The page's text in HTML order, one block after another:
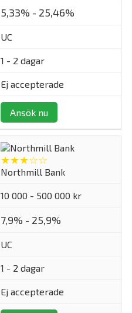
5,33% - 25,46%
UC
1 - 2 dagar
Ej accepterade
Ansök nu
★★★☆☆
Northmill Bank
10 000 - 500 000 kr
7,9% - 25,9%
UC
1 - 2 dagar
Ej accepterade